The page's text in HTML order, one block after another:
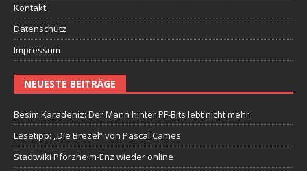
Kontakt
Datenschutz
Impressum
NEUESTE BEITRÄGE
Besim Karadeniz: Der Mann hinter PF-Bits lebt nicht mehr
Lesetipp: „Die Brezel“ von Pascal Cames
Stadtwiki Pforzheim-Enz wieder online